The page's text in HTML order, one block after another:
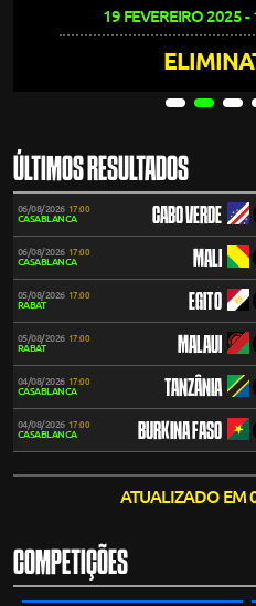
19 FEVEREIRO 2025
ÚLTIMOS RESULTADOS
06/08/2026 17:00
CASABLANCA CABO VERDE
06/08/2026 17:00
CASABLANCA MALI
05/08/2026 17:00
RABAT EGITO
05/08/2026 17:00
RABAT MALAUI
04/08/2026 17:00
CASABLANCA TANZÂNIA
04/08/2026 17:00
CASABLANCA BURKINA FASO
ATUALIZADO EM
COMPETIÇÕES